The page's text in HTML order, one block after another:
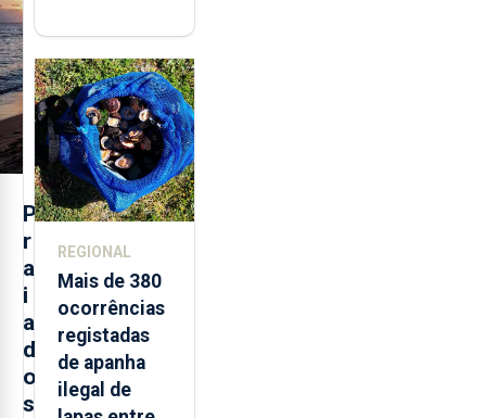
P
r
a
i
a
d
o
s
brancas com
selo Marca
Açores
REGIONAL
Mais de 380
ocorrências
registadas
de apanha
ilegal de